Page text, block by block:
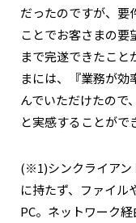
だったのですが、要
ことでお客さまの要
まで完遂できたこと
まには、『業務が効
んでいただけたので
と実感することがで
(※1)シンクライアン
に持たず、ファイル
PC。ネットワーク